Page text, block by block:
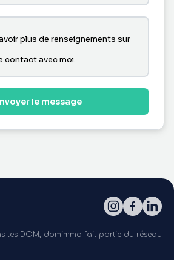
le message
les DOM, domimmo fait partie du réseau